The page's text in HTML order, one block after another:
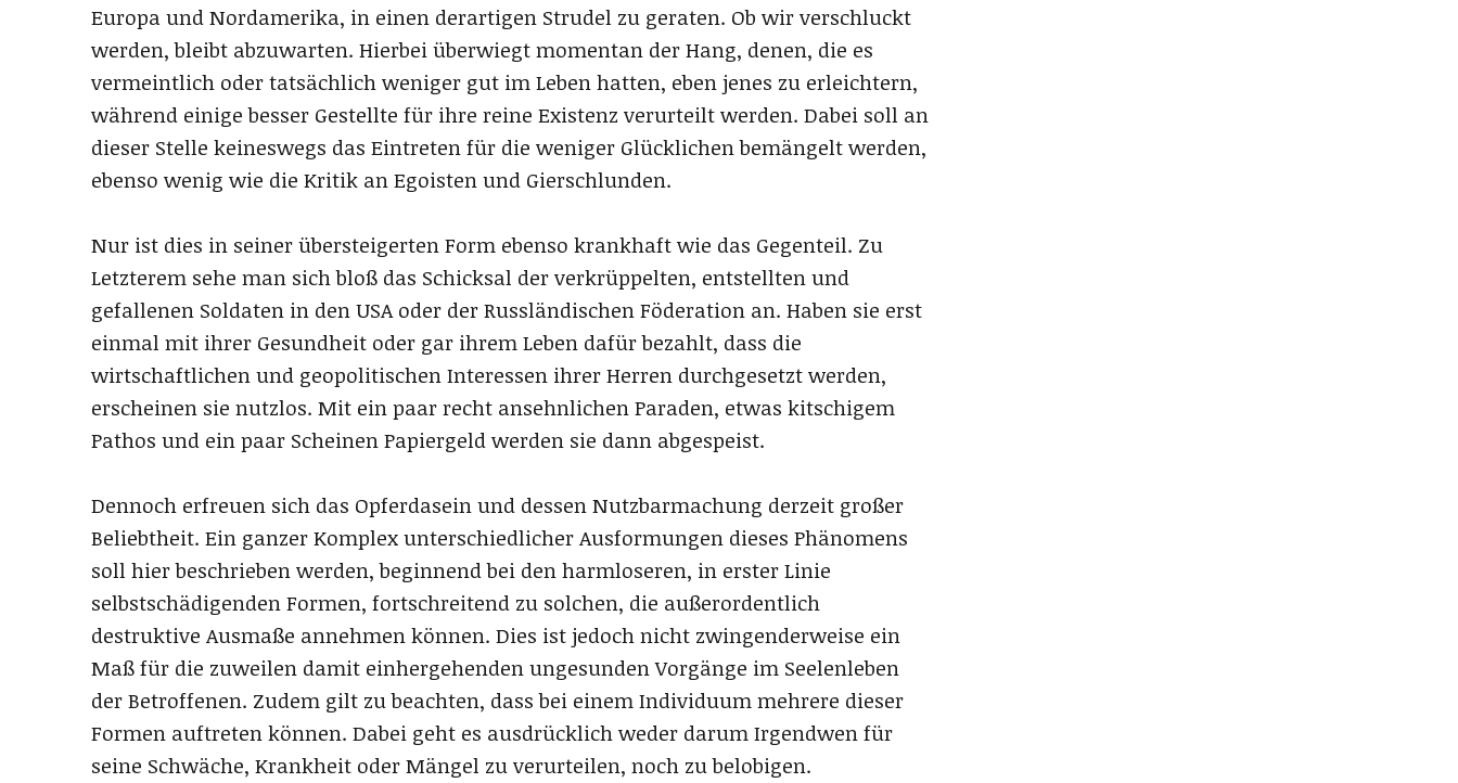
Europa und Nordamerika, in einen derartigen Strudel zu geraten. Ob wir verschluckt
werden, bleibt abzuwarten. Hierbei überwiegt momentan der Hang, denen, die es
vermeintlich oder tatsächlich weniger gut im Leben hatten, eben jenes zu erleichtern,
während einige besser Gestellte für ihre reine Existenz verurteilt werden. Dabei soll an
dieser Stelle keineswegs das Eintreten für die weniger Glücklichen bemängelt werden,
ebenso wenig wie die Kritik an Egoisten und Gierschlunden.
Nur ist dies in seiner übersteigerten Form ebenso krankhaft wie das Gegenteil. Zu
Letzterem sehe man sich bloß das Schicksal der verkrüppelten, entstellten und
gefallenen Soldaten in den USA oder der Russländischen Föderation an. Haben sie erst
einmal mit ihrer Gesundheit oder gar ihrem Leben dafür bezahlt, dass die
wirtschaftlichen und geopolitischen Interessen ihrer Herren durchgesetzt werden,
erscheinen sie nutzlos. Mit ein paar recht ansehnlichen Paraden, etwas kitschigem
Pathos und ein paar Scheinen Papiergeld werden sie dann abgespeist.
Dennoch erfreuen sich das Opferdasein und dessen Nutzbarmachung derzeit großer
Beliebtheit. Ein ganzer Komplex unterschiedlicher Ausformungen dieses Phänomens
soll hier beschrieben werden, beginnend bei den harmloseren, in erster Linie
selbstschädigenden Formen, fortschreitend zu solchen, die außerordentlich
destruktive Ausmaße annehmen können. Dies ist jedoch nicht zwingenderweise ein
Maß für die zuweilen damit einhergehenden ungesunden Vorgänge im Seelenleben
der Betroffenen. Zudem gilt zu beachten, dass bei einem Individuum mehrere dieser
Formen auftreten können. Dabei geht es ausdrücklich weder darum Irgendwen für
seine Schwäche, Krankheit oder Mängel zu verurteilen, noch zu belobigen.